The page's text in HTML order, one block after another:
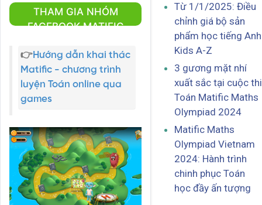
THAM GIA NHÓM
FACEBOOK MATIFIC
👉Hướng dẫn khai thác
Matific - chương trình
luyện Toán online qua
games
Từ 1/1/2025: Điều
chỉnh giá bộ sản
phẩm học tiếng Anh
Kids A-Z
3 gương mặt nhí
xuất sắc tại cuộc thi
Toán Matific Maths
Olympiad 2024
Matific Maths
Olympiad Vietnam
2024: Hành trình
chinh phục Toán
học đầy ấn tượng